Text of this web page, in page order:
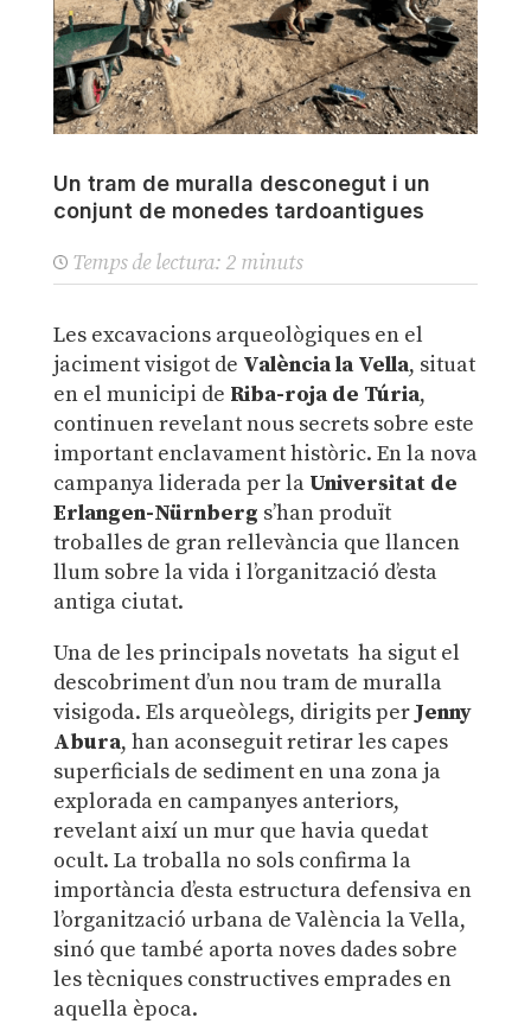
Un tram de muralla desconegut i un
conjunt de monedes tardoantigues
Temps de lectura: 2 minuts
Les excavacions arqueològiques en el
jaciment visigot de València la Vella, situat
en el municipi de Riba-roja de Túria,
continuen revelant nous secrets sobre este
important enclavament històric. En la nova
campanya liderada per la Universitat de
Erlangen-Nürnberg s’han produït
troballes de gran rellevància que llancen
llum sobre la vida i l’organització d’esta
antiga ciutat.
Una de les principals novetats ha sigut el
descobriment d’un nou tram de muralla
visigoda. Els arqueòlegs, dirigits per Jenny
Abura, han aconseguit retirar les capes
superficials de sediment en una zona ja
explorada en campanyes anteriors,
revelant així un mur que havia quedat
ocult. La troballa no sols confirma la
importància d’esta estructura defensiva en
l’organització urbana de València la Vella,
sinó que també aporta noves dades sobre
les tècniques constructives emprades en
aquella època.